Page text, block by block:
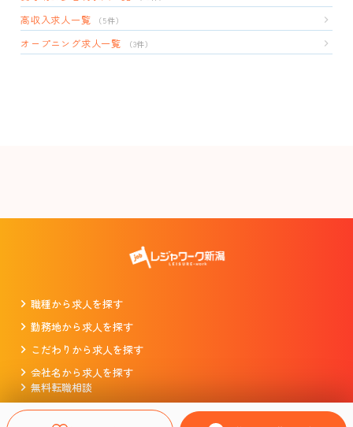
高収入求人一覧 （5件）
オープニング求人一覧 （3件）
職種から求人を探す
勤務地から求人を探す
こだわりから求人を探す
会社名から求人を探す
無料転職相談
掲載をお考えの企業様